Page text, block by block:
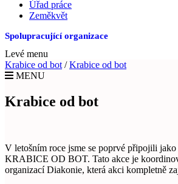
Úřad práce
Zeměkvět
Spolupracující organizace
Levé menu
Krabice od bot /Krabice od bot
MENU
Krabice od bot
V letošním roce jsme se poprvé připojili
KRABICE OD BOT. Tato akce je
organizací Diakonie, která akci kompletně